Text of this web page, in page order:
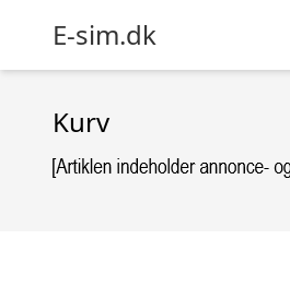
E-sim.dk
Kurv